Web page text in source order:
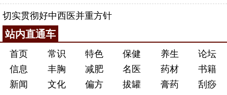
切实贯彻好中西医并重方针
站内直通车
首页 常识 特色 保健 养生
论坛
信息
丰胸 减肥 名医 药材
书籍
新闻
文化 偏方 拔罐 膏药
刮痧